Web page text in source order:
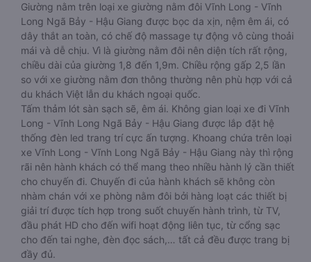
Giường nằm trên loại xe giường nằm đôi Vĩnh Long - Vĩnh
Long Ngã Bảy - Hậu Giang được bọc da xịn, nệm êm ái, có
dây thắt an toàn, có chế độ massage tự động vô cùng thoải
mái và dễ chịu. Vì là giường nằm đôi nên diện tích rất rộng,
chiều dài của giường 1,8 đến 1,9m. Chiều rộng gấp 2,5 lần
so với xe giường nằm đơn thông thường nên phù hợp với cả
du khách Việt lẫn du khách ngoại quốc.
Tấm thảm lót sàn sạch sẽ, êm ái. Không gian loại xe đi Vĩnh
Long - Vĩnh Long Ngã Bảy - Hậu Giang được lắp đặt hệ
thống đèn led trang trí cực ấn tượng. Khoang chứa trên loại
xe Vĩnh Long - Vĩnh Long Ngã Bảy - Hậu Giang này thì rộng
rãi nên hành khách có thể mang theo nhiều hành lý cần thiết
cho chuyến đi. Chuyến đi của hành khách sẽ không còn
nhàm chán với xe phòng nằm đôi bởi hàng loạt các thiết bị
giải trí được tích hợp trong suốt chuyến hành trình, từ TV,
đầu phát HD cho đến wifi hoạt động liên tục, từ cổng sạc
cho đến tai nghe, đèn đọc sách,… tất cả đều được trang bị
đầy đủ.